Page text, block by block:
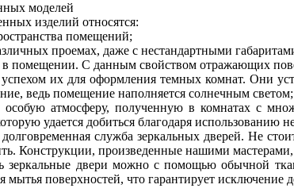
моделей
изделий относятся:
помещений;
проемах, даже с нестандартными
помещении. С данным свойством отражающих
их для оформления темных комнат. Они
ведь помещение наполняется солнечным светом;
атмосферу, полученную в комнатах с
удается добиться благодаря использованию
служба зеркальных дверей. Не
Конструкции, произведенные нашими
зеркальные двери можно с помощью обычной
мытья поверхностей, что гарантирует исключение